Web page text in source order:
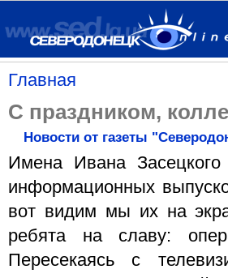
Главная
С праздником,
Новости от газеты
Имена Ивана
информационных
вот видим мы их на
ребята на славу:
Пересекаясь с